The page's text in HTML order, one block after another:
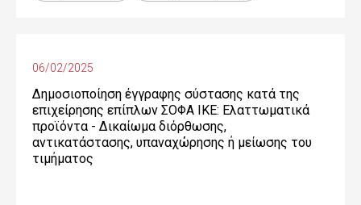
06/02/2025
Δημοσιοποίηση έγγραφης σύστασης κατά της
επιχείρησης επίπλων ΣΟΦΑ ΙΚΕ: Ελαττωματικά
προϊόντα - Δικαίωµα διόρθωσης,
αντικατάστασης, υπαναχώρησης ή µείωσης του
τιµήµατος